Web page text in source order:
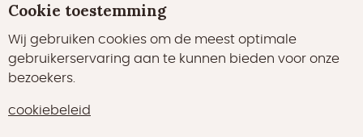
Cookies
Cookie toestemming
Wij gebruiken cookies om de meest optimale
gebruikerservaring aan te kunnen bieden voor onze
bezoekers.
cookiebeleid